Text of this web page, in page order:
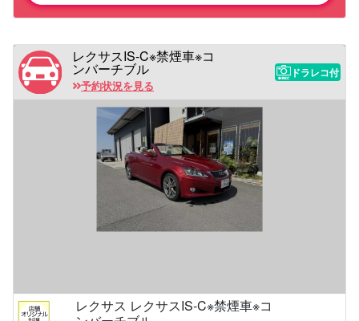
レクサスIS-C※禁煙車※コ
ンバーチブル
予約状況を見る
ドラレコ付
レクサス レクサスIS-C※禁煙車※コ